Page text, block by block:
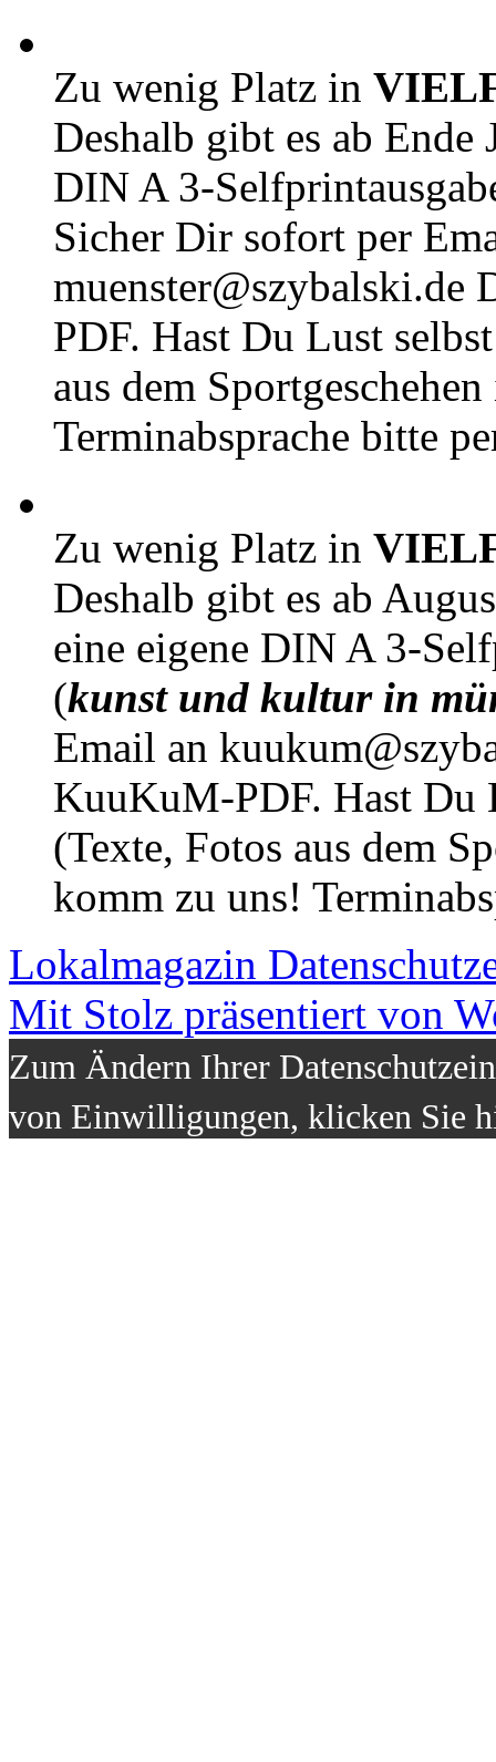
Zu wenig Platz in
Deshalb gibt es ab Ende
DIN A 3-
Sicher Dir sofort per
muenster@szybalski.de
PDF. Hast Du Lust
aus dem
Terminabsprache bitte
Zu wenig Platz in
Deshalb gibt es ab
eine eigene DIN A 3-
(kunst und kultur in
Email an
KuuKuM-PDF. Hast Du
(Texte, Fotos aus dem
komm zu uns!
Lokalmagazin
Mit Stolz präsentiert von
Zum Ändern Ihrer
von Einwilligungen, klicken Sie